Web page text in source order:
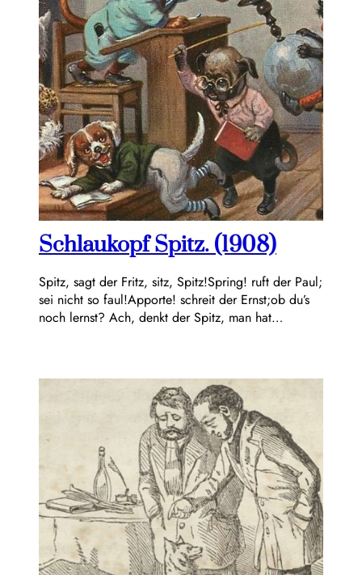
Schlaukopf Spitz. (1908)
Spitz, sagt der Fritz, sitz, Spitz!Spring! ruft der Paul;
sei nicht so faul!Apporte! schreit der Ernst;ob du’s
noch lernst? Ach, denkt der Spitz, man hat…